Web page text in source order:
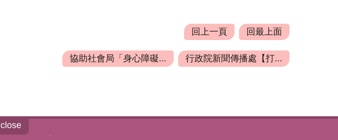
回上一頁 回最上面
協助社會局「身心障礙... 行政院新聞傳播處【打...
close